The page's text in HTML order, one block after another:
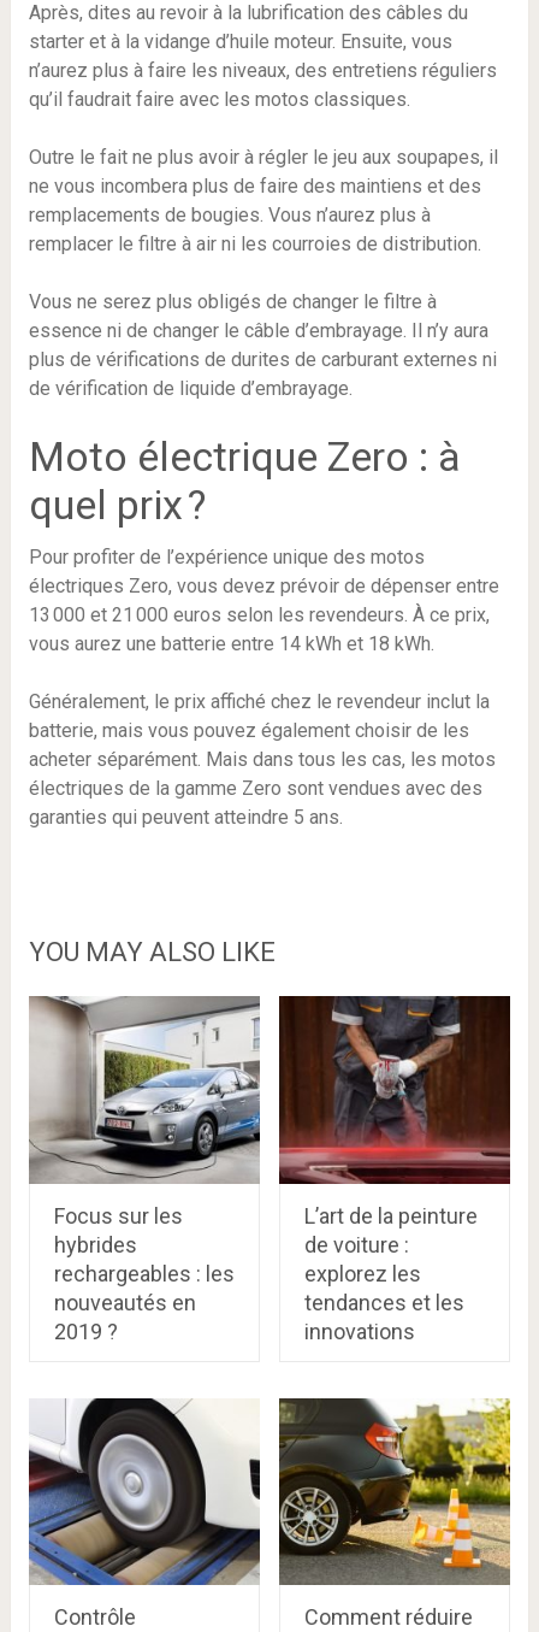
Après, dites au revoir à la lubrification des câbles du
starter et à la vidange d’huile moteur. Ensuite, vous
n’aurez plus à faire les niveaux, des entretiens réguliers
qu’il faudrait faire avec les motos classiques.
Outre le fait ne plus avoir à régler le jeu aux soupapes, il
ne vous incombera plus de faire des maintiens et des
remplacements de bougies. Vous n’aurez plus à
remplacer le filtre à air ni les courroies de distribution.
Vous ne serez plus obligés de changer le filtre à
essence ni de changer le câble d’embrayage. Il n’y aura
plus de vérifications de durites de carburant externes ni
de vérification de liquide d’embrayage.
Moto électrique Zero : à
quel prix ?
Pour profiter de l’expérience unique des motos
électriques Zero, vous devez prévoir de dépenser entre
13 000 et 21 000 euros selon les revendeurs. À ce prix,
vous aurez une batterie entre 14 kWh et 18 kWh.
Généralement, le prix affiché chez le revendeur inclut la
batterie, mais vous pouvez également choisir de les
acheter séparément. Mais dans tous les cas, les motos
électriques de la gamme Zero sont vendues avec des
garanties qui peuvent atteindre 5 ans.
YOU MAY ALSO LIKE
Focus sur les
hybrides
rechargeables : les
nouveautés en
2019 ?
L’art de la peinture
de voiture :
explorez les
tendances et les
innovations
Contrôle Comment réduire